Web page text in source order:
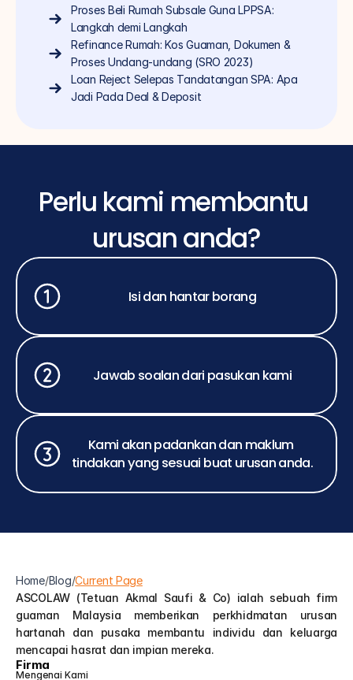
Proses Beli Rumah Subsale Guna LPPSA:
Langkah demi Langkah
Refinance Rumah: Kos Guaman, Dokumen &
Proses Undang-undang (SRO 2023)
Loan Reject Selepas Tandatangan SPA: Apa
Jadi Pada Deal & Deposit
Perlu kami membantu
urusan anda?
Isi dan hantar borang
Jawab soalan dari pasukan kami
Kami akan padankan dan maklum
tindakan yang sesuai buat urusan anda.
Home/Blog/Current Page
ASCOLAW (Tetuan Akmal Saufi & Co) ialah sebuah firm
guaman Malaysia memberikan perkhidmatan urusan
hartanah dan pusaka membantu individu dan keluarga
mencapai hasrat dan impian mereka.
Firma
Mengenai Kami